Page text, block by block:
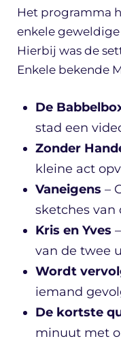
Het programma
enkele
Hierbij was de
Enkele bekende
De
stad een
Zonder
kleine act
Vaneigens –
sketches van
Kris en Yves
van de twee
Wordt
iemand
De kortste
minuut met